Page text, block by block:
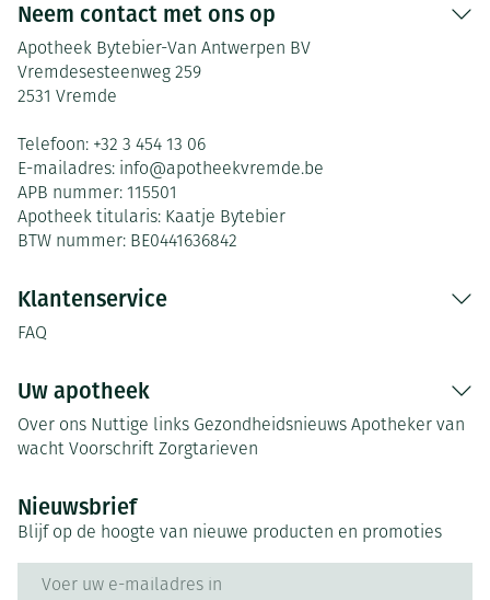
Neem contact met ons op
Apotheek Bytebier-Van Antwerpen BV
Vremdesesteenweg 259
2531 Vremde
Telefoon: +32 3 454 13 06
E-mailadres: info@apotheekvremde.be
APB nummer: 115501
Apotheek titularis: Kaatje Bytebier
BTW nummer: BE0441636842
Klantenservice
FAQ
Uw apotheek
Over ons Nuttige links Gezondheidsnieuws Apotheker van
wacht Voorschrift Zorgtarieven
Nieuwsbrief
Blijf op de hoogte van nieuwe producten en promoties